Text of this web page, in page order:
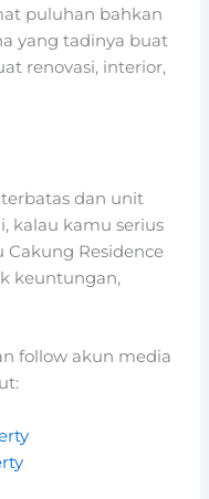
puluhan bahkan
yang tadinya buat
renovasi, interior,
dan unit
kalau kamu serius
Residence
keuntungan,
follow akun media